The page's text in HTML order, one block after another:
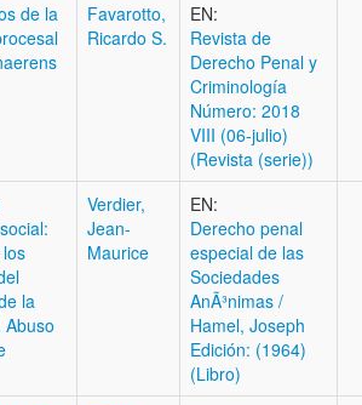
de la
Favarotto,
Ricardo S.
EN:
Revista de
Derecho Penal y
Criminologí­a
Número: 2018
VIII (06-julio)
(Revista (serie))
la
Abuso
Verdier,
Jean-
Maurice
EN:
Derecho penal
especial de las
Sociedades
AnÃ³nimas /
Hamel, Joseph
Edición: (1964)
(Libro)